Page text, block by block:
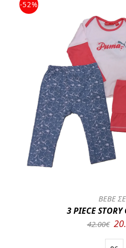
-52%
BEBE
3 PIECE STORY
42.00€